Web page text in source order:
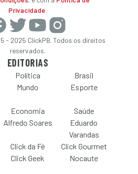
Privacidade.
- 2025 ClickPB. Todos os direitos
reservados.
EDITORIAS
Política
Brasil
Mundo Esporte
Economia
Saúde
Alfredo Soares
Eduardo
Varandas
Click da Fé
Click Gourmet
Click Geek Nocaute